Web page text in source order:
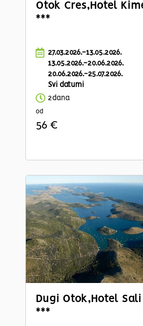
Otok Cres,Hotel
***
27.03.2026.-13.05.2026.
13.05.2026.-20.06.2026.
20.06.2026.-25.07.2026.
Svi datumi
2dana
od
56 €
Dugi Otok,Hotel Sali
***